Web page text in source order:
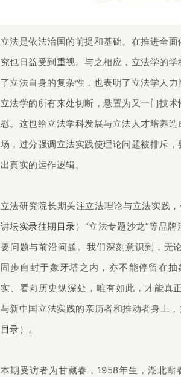
立法是依法治国的前提和基础。在推进全
究也日益受到重视。与之相应，立法学的
了立法自身的复杂性，也表明了立法学人
立法学的所有来处切断，悬置为又一门技
慰。这也给立法学科发展与立法人才培养
场，过分强调立法实践使理论问题被排斥
出真实的运作逻辑。
立法研究院长期关注立法理论与立法实践
讲坛实录往期目录） “立法专题沙龙”等品
要问题与前沿问题。我们深刻意识到，无
固步自封于象牙塔之内，亦不能停留在
实、看向历史纵深处，唯有如此，才能真
与新中国立法实践的亲历者和推动者身上，
目录）。
本期受访者为甘藏春，1958年生，湖北